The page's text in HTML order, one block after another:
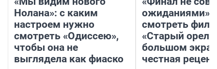
Нолана»: с каким
настроем нужно
смотреть «Одиссею»,
чтобы она не
выглядела как фиаско
ожиданиями»:
смотреть
«Старый орел»
большом
честная